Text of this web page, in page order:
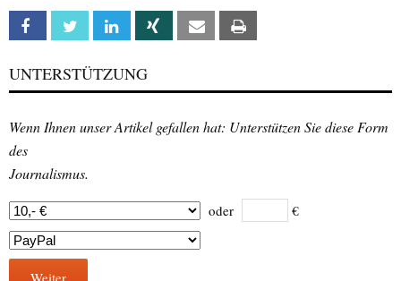
Facebook Twitter Linkedin Xing Email
UNTERSTÜTZUNG
Wenn Ihnen unser Artikel gefallen hat: Unterstützen Sie diese Form
des
Journalismus.
oder €